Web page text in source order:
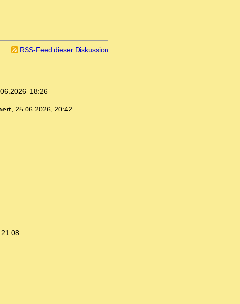
RSS-Feed dieser Diskussion
18:26
, 25.06.2026, 20:42